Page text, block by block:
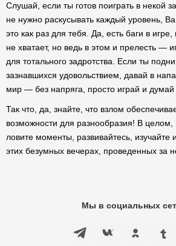
Слушай, если ты готов поиграть в некой
не нужно раскусывать каждый уровень,
это как раз для тебя. Да, есть баги в игре,
не хватает, но ведь в этом и прелесть —
для тотального задротства. Если ты
зазнавшихся удовольствием, давай в
мир — без напряга, просто играй и думай
Так что, да, знайте, что взлом
возможности для разнообразия! В
ловите моменты, развивайтесь, изучайте
этих безумных вечерах, проведенных за
Мы в социальных